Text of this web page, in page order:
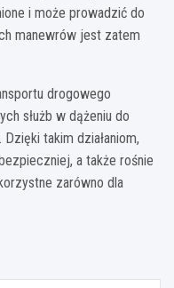
i może prowadzić do
manewrów jest zatem
drogowego
służb w dążeniu do
takim działaniom,
a także rośnie
zarówno dla